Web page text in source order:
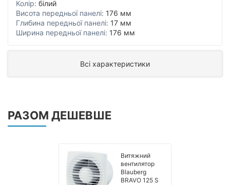
Колір: білий
Висота передньої панелі: 176 мм
Глибина передньої панелі: 17 мм
Ширина передньої панелі: 176 мм
Всі характеристики
РАЗОМ ДЕШЕВШЕ
Витяжний
вентилятор
Blauberg
BRAVO 125 S